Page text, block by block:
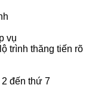
vụ
trình thăng tiến rõ
đến thứ 7